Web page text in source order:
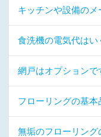
キッチンや設備の
食洗機の電気代はい
網戸はオプションで
フローリングの基
無垢のフローリン